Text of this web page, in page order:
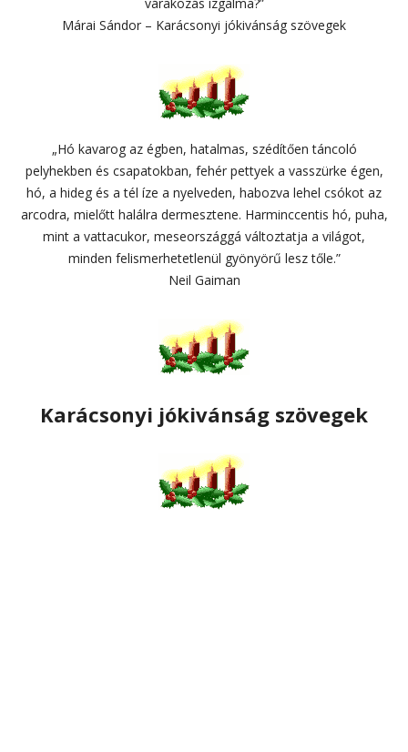
Márai Sándor – Karácsonyi jókivánság szövegek
„Hó kavarog az égben, hatalmas, szédítően táncoló
pelyhekben és csapatokban, fehér pettyek a vasszürke égen,
hó, a hideg és a tél íze a nyelveden, habozva lehel csókot az
arcodra, mielőtt halálra dermesztene. Harminccentis hó, puha,
mint a vattacukor, meseországgá változtatja a világot,
minden felismerhetetlenül gyönyörű lesz tőle.”
Neil Gaiman
Karácsonyi jókivánság szövegek